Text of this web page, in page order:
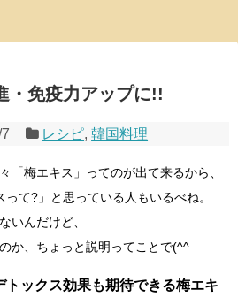
免疫力アップに!!
レシピ,韓国料理
「梅エキス」ってのが出て来るから、
て?」と思っている人もいるべね。
いんだけど、
か、ちょっと説明ってことで(^^
ックス効果も期待できる梅エキ